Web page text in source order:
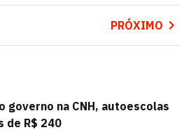
PRÓXIMO
governo na CNH, autoescolas
de R$ 240